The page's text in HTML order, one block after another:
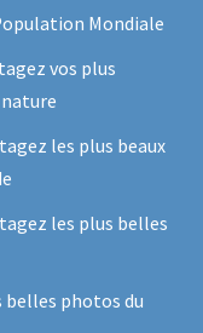
Mondiale
vos plus
les plus beaux
les plus belles
belles photos du